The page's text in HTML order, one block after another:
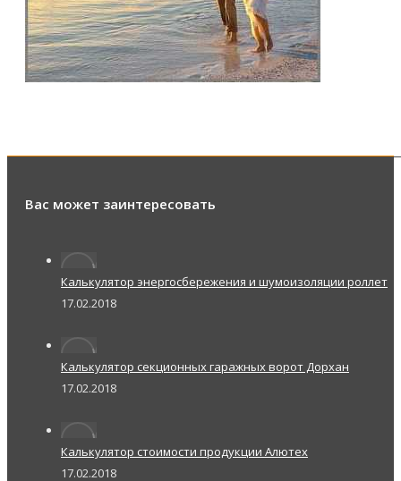
Вас может заинтересовать
Калькулятор энергосбережения и шумоизоляции роллет
17.02.2018
Калькулятор секционных гаражных ворот Дорхан
17.02.2018
Калькулятор стоимости продукции Алютех
17.02.2018